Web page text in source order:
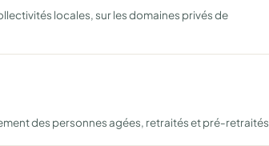
locales, sur les domaines privés de
des personnes agées, retraités et pré-retraités